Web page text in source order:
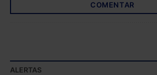
COMENTAR
ALERTAS